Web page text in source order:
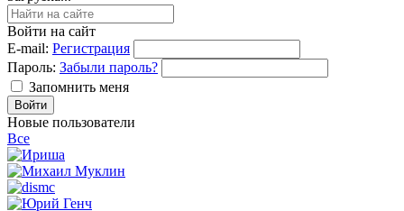
Войти на сайт
E-mail: Регистрация
Пароль: Забыли пароль?
Запомнить меня
Новые пользователи
Все